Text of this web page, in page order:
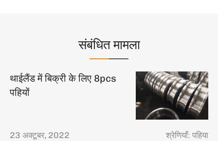
संबंधित मामला
थाईलैंड में बिक्री के लिए 8pcs
पहियों
23 अक्टूबर, 2022 श्रेणियाँ:पहिया